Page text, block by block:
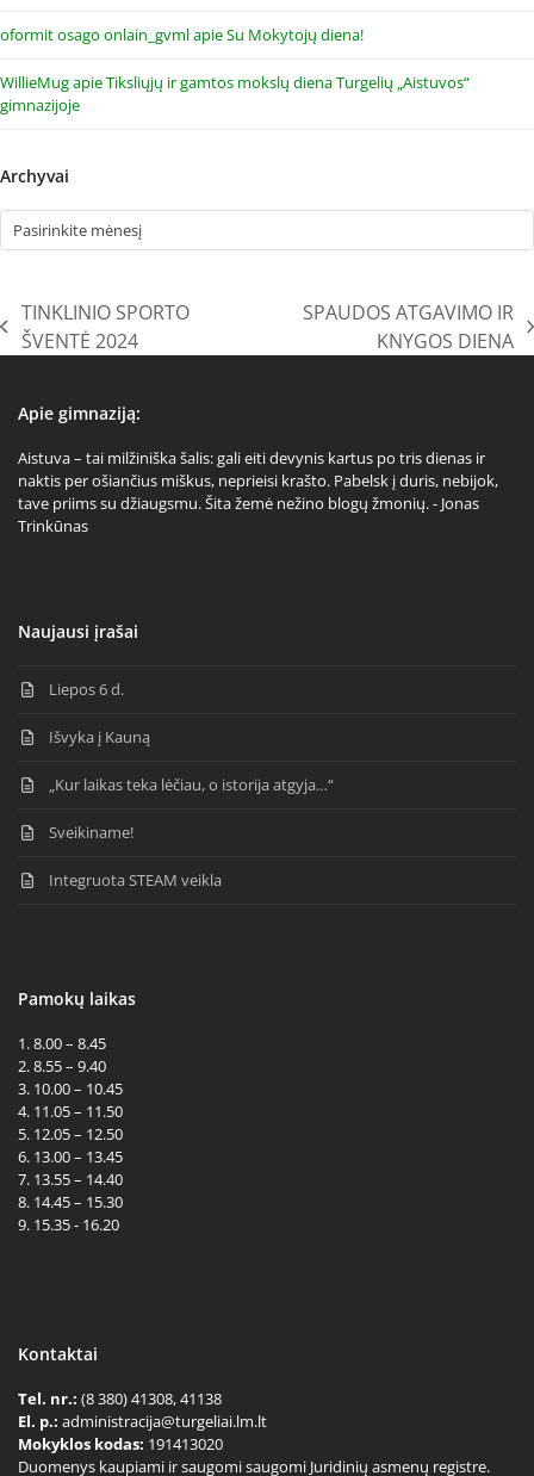
oformit osago onlain_gvmlapieSu Mokytojų diena!
WillieMugapieTiksliųjų ir gamtos mokslų diena Turgelių „Aistuvos“
gimnazijoje
Archyvai
Archyvai
previous
TINKLINIO SPORTO
ŠVENTĖ 2024
SPAUDOS ATGAVIMO IR
KNYGOS DIENA
Apie gimnaziją:
Aistuva – tai milžiniška šalis: gali eiti devynis kartus po tris dienas ir
naktis per ošiančius miškus, neprieisi krašto. Pabelsk į duris, nebijok,
tave priims su džiaugsmu. Šita žemė nežino blogų žmonių. - Jonas
Trinkūnas
Naujausi įrašai
Liepos 6 d.
Išvyka į Kauną
„Kur laikas teka lėčiau, o istorija atgyja…“
Sveikiname!
Integruota STEAM veikla
Pamokų laikas
1. 8.00 – 8.45
2. 8.55 – 9.40
3. 10.00 – 10.45
4. 11.05 – 11.50
5. 12.05 – 12.50
6. 13.00 – 13.45
7. 13.55 – 14.40
8. 14.45 – 15.30
9. 15.35 - 16.20
Kontaktai
Tel. nr.: (8 380) 41308, 41138
El. p.: administracija@turgeliai.lm.lt
Mokyklos kodas: 191413020
Duomenys kaupiami ir saugomi saugomi Juridinių asmenų registre.